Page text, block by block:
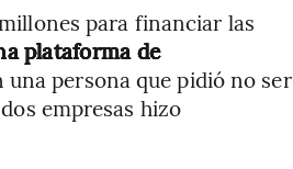
para financiar las
plataforma de
una persona que pidió no ser
empresas hizo